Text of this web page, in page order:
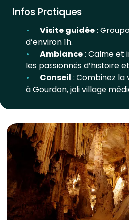
Infos Pratiques
Visite guidée:
d’environ 1h.
Ambiance: Calme et
les passionnés d’histoire
Conseil : Combinez la
à Gourdon, joli village